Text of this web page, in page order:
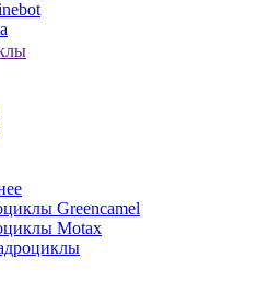
Greencamel
Motax